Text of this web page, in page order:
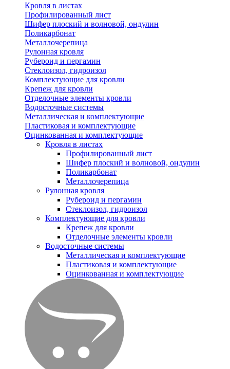
Кровля в листах
Профилированный лист
Шифер плоский и волновой, ондулин
Поликарбонат
Металлочерепица
Рулонная кровля
Рубероид и пергамин
Стеклоизол, гидроизол
Комплектующие для кровли
Крепеж для кровли
Отделочные элементы кровли
Водосточные системы
Металлическая и комплектующие
Пластиковая и комплектующие
Оцинкованная и комплектующие
Кровля в листах
Профилированный лист
Шифер плоский и волновой, ондулин
Поликарбонат
Металлочерепица
Рулонная кровля
Рубероид и пергамин
Стеклоизол, гидроизол
Комплектующие для кровли
Крепеж для кровли
Отделочные элементы кровли
Водосточные системы
Металлическая и комплектующие
Пластиковая и комплектующие
Оцинкованная и комплектующие